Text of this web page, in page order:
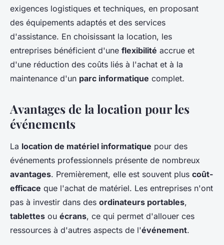
exigences logistiques et techniques, en proposant
des équipements adaptés et des services
d'assistance. En choisissant la location, les
entreprises bénéficient d'une flexibilité accrue et
d'une réduction des coûts liés à l'achat et à la
maintenance d'un parc informatique complet.
Avantages de la location pour les
événements
La location de matériel informatique pour des
événements professionnels présente de nombreux
avantages. Premièrement, elle est souvent plus coût-
efficace que l'achat de matériel. Les entreprises n'ont
pas à investir dans des ordinateurs portables,
tablettes ou écrans, ce qui permet d'allouer ces
ressources à d'autres aspects de l'événement.